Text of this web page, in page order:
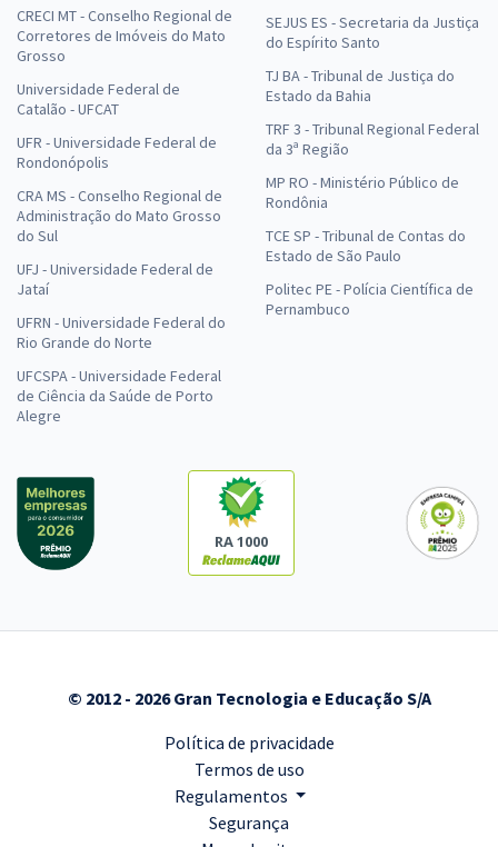
CRECI MT - Conselho Regional de
Corretores de Imóveis do Mato
Grosso
Universidade Federal de
Catalão - UFCAT
UFR - Universidade Federal de
Rondonópolis
CRA MS - Conselho Regional de
Administração do Mato Grosso
do Sul
UFJ - Universidade Federal de
Jataí
UFRN - Universidade Federal do
Rio Grande do Norte
UFCSPA - Universidade Federal
de Ciência da Saúde de Porto
Alegre
SEJUS ES - Secretaria da Justiça
do Espírito Santo
TJ BA - Tribunal de Justiça do
Estado da Bahia
TRF 3 - Tribunal Regional Federal
da 3ª Região
MP RO - Ministério Público de
Rondônia
TCE SP - Tribunal de Contas do
Estado de São Paulo
Politec PE - Polícia Científica de
Pernambuco
RA 1000
© 2012 - 2026 Gran Tecnologia e Educação S/A
Política de privacidade
Termos de uso
Regulamentos
Segurança